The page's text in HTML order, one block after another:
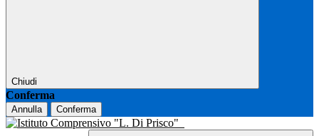
Chiudi
Conferma
Annulla Conferma